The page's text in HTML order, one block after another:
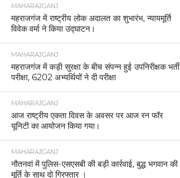
MAHARAJGANJ
महराजगंज में राष्ट्रीय लोक अदालत का शुभारंभ, न्यायमूर्ति
विवेक वर्मा ने किया उद्घाटन।
MAHARAJGANJ
महराजगंज में कड़ी सुरक्षा के बीच संपन्न हुई उपनिरीक्षक भर्ती
परीक्षा, 6202 अभ्यर्थियों ने दी परीक्षा
MAHARAJGANJ
आज राष्ट्रीय एकता दिवस के अवसर पर आज रन फॉर
यूनिटी का आयोजन किया गया।
MAHARAJGANJ
नौतनवां में पुलिस-एसएसबी की बड़ी कार्रवाई, बुद्ध भगवान की
मूर्ति के साथ दो गिरफ्तार ।